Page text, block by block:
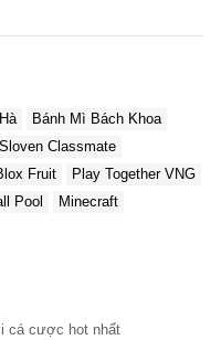
Bánh Mì Bách Khoa
Sloven Classmate
Fruit
Play Together VNG
Pool
Minecraft
cá cược hot nhất